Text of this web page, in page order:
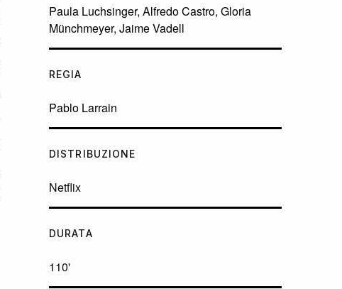
Paula Luchsinger, Alfredo Castro, Gloria
Münchmeyer, Jaime Vadell
REGIA
Pablo Larrain
DISTRIBUZIONE
Netflix
DURATA
110'